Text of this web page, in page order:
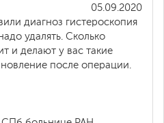
05.09.2020
диагноз гистероскопия
удалять. Сколько
и делают у вас такие
после операции.